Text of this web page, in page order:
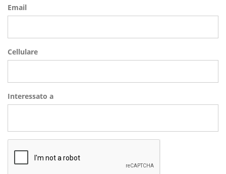
Email
Cellulare
Interessato a